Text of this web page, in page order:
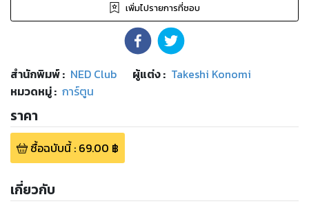
เพิ่มไปรายการที่ชอบ
สำนักพิมพ์: NED Club ผู้แต่ง : Takeshi Konomi
หมวดหมู่: การ์ตูน
ราคา
ซื้อฉบับนี้: 69.00 ฿
เกี่ยวกับ